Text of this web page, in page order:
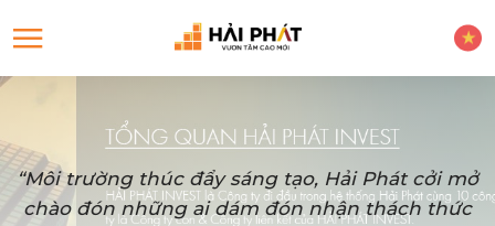
“Môi trường thúc đẩy sáng tạo, Hải Phát cởi mở
chào đón những ai dám đón nhận thách thức